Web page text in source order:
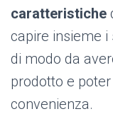
caratteristiche
capire insieme i
di modo da
prodotto e
convenienza.